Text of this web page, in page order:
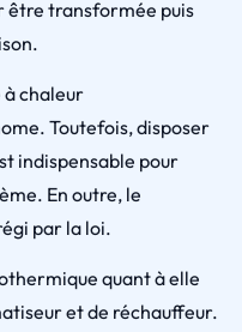
être transformée puis
chaleur
Toutefois, disposer
indispensable pour
En outre, le
par la loi.
quant à elle
et de réchauffeur.